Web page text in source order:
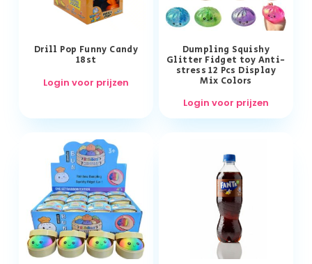
Drill Pop Funny Candy
18st
Login voor prijzen
Dumpling Squishy
Glitter Fidget toy Anti-
stress 12 Pcs Display
Mix Colors
Login voor prijzen